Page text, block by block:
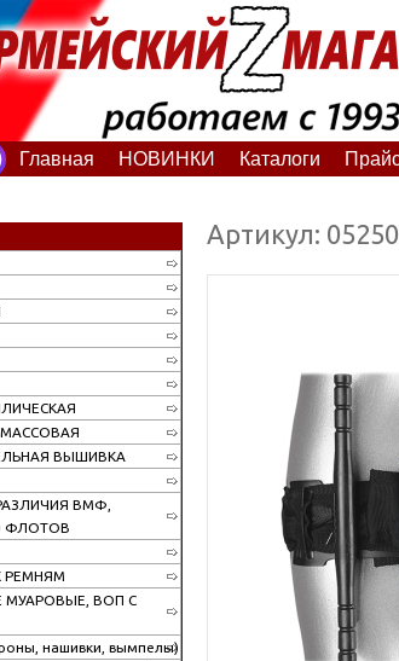
Главная НОВИНКИ Каталоги
ВЫШИВКА
ВМФ,
ФЛОТОВ
РЕМНЯМ
МУАРОВЫЕ, ВОП С
нашивки, вымпелы)
Артикул: